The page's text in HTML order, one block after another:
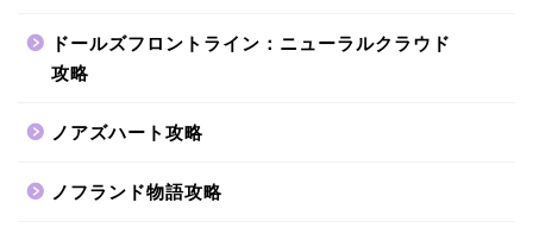
ドールズフロントライン：ニューラルクラウド
攻略
ノアズハート攻略
ノフランド物語攻略